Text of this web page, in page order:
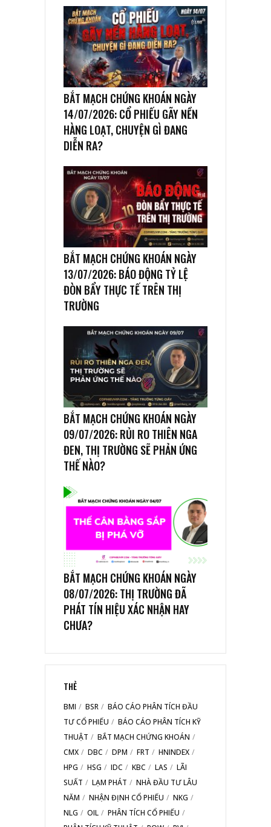
BẮT MẠCH CHỨNG KHOÁN NGÀY
14/07/2026: CỔ PHIẾU GÃY NỀN
HÀNG LOẠT, CHUYỆN GÌ ĐANG
DIỄN RA?
BẮT MẠCH CHỨNG KHOÁN NGÀY
13/07/2026: BÁO ĐỘNG TỶ LỆ
ĐÒN BẨY THỰC TẾ TRÊN THỊ
TRƯỜNG
BẮT MẠCH CHỨNG KHOÁN NGÀY
09/07/2026: RỦI RO THIÊN NGA
ĐEN, THỊ TRƯỜNG SẼ PHẢN ỨNG
THẾ NÀO?
BẮT MẠCH CHỨNG KHOÁN NGÀY
08/07/2026: THỊ TRƯỜNG ĐÃ
PHÁT TÍN HIỆU XÁC NHẬN HAY
CHƯA?
THẺ
BMI BSR
BÁO CÁO PHÂN TÍCH ĐẦU
TƯ CỔ PHIẾU
BÁO CÁO PHÂN TÍCH KỸ
THUẬT
BẮT MẠCH CHỨNG KHOÁN
CMX
DBC DPM FRT
HNINDEX
HPG
HSG IDC KBC LAS
LÃI
SUẤT
LẠM PHÁT
NHÀ ĐẦU TƯ LÂU
NĂM
NHẬN ĐỊNH CỔ PHIẾU
NKG
NLG
OIL
PHÂN TÍCH CỔ PHIẾU